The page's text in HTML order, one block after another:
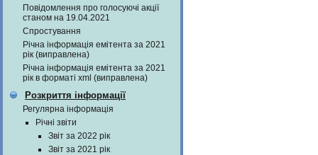
Повідомлення про голосуючі акції
станом на 19.04.2021
Спростування
Річна інформація емітента за 2021
рік (виправлена)
Річна інформація емітента за 2021
рік в форматі xml (виправлена)
Розкриття інформації
Регулярна інформація
Річні звіти
Звіт за 2022 рік
Звіт за 2021 рік